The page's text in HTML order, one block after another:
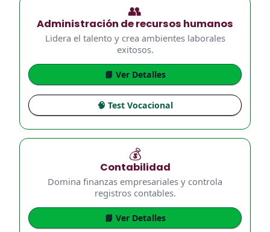
👥
Administración de recursos humanos
Lidera el talento y crea ambientes laborales
exitosos.
📘 Ver Detalles
🧠 Test Vocacional
💰
Contabilidad
Domina finanzas empresariales y controla
registros contables.
📘 Ver Detalles